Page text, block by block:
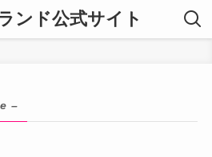
ンド公式サイト
–